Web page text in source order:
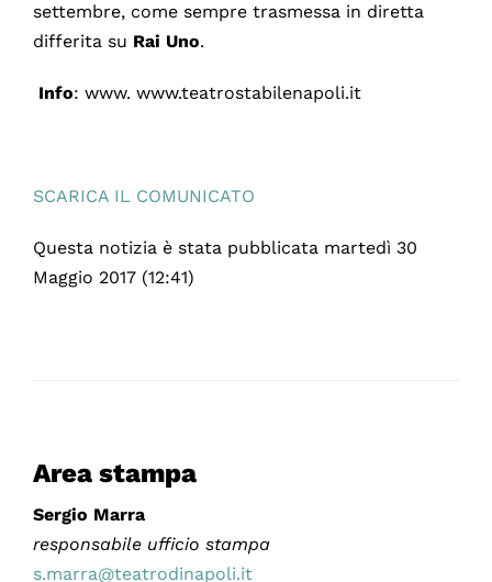
settembre, come sempre trasmessa in diretta
differita su Rai Uno.
Info: www. www.teatrostabilenapoli.it
SCARICA IL COMUNICATO
Questa notizia è stata pubblicata martedì 30
Maggio 2017 (12:41)
Area stampa
Sergio Marra
responsabile ufficio stampa
s.marra@teatrodinapoli.it